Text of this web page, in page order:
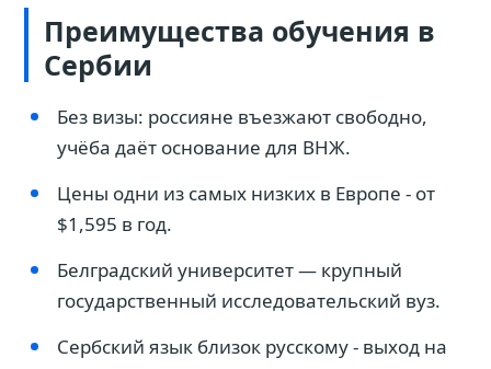
Преимущества обучения в
Сербии
Без визы: россияне въезжают свободно,
учёба даёт основание для ВНЖ.
Цены одни из самых низких в Европе - от
$1,595 в год.
Белградский университет — крупный
государственный исследовательский вуз.
Сербский язык близок русскому - выход на